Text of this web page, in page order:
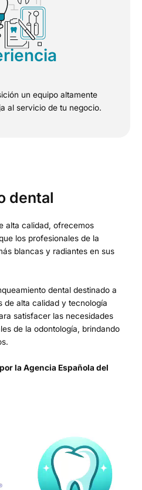
un equipo altamente
al servicio de tu negocio.
dental
alta calidad, ofrecemos
los profesionales de la
blancas y radiantes en sus
dental destinado a
de alta calidad y tecnología
satisfacer las necesidades
de la odontología, brindando
la Agencia Española del